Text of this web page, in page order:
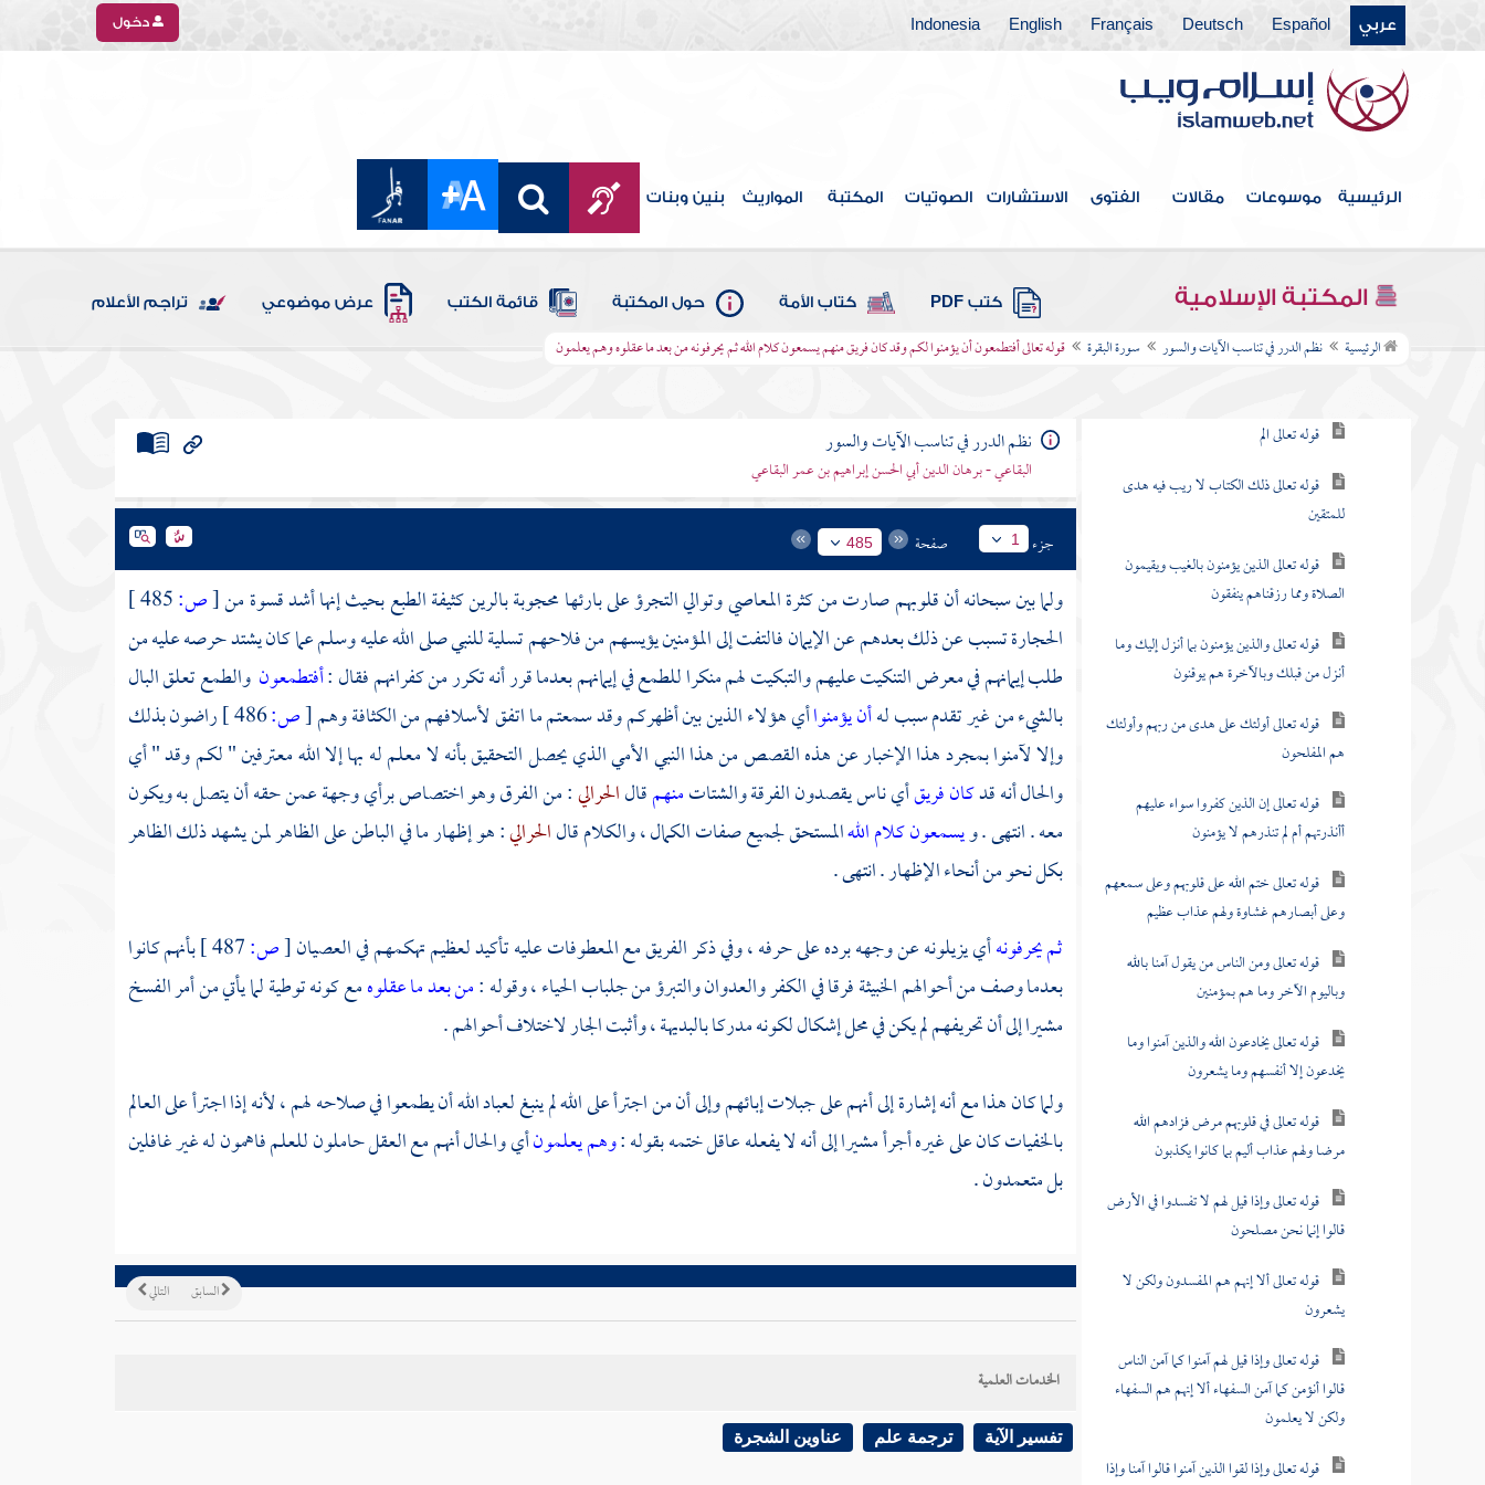
عربي Español
Deutsch
Français
English
Indonesia دخول
الرئيسية موسوعات مقالات الفتوى الاستشارات الصوتيات المكتبة المواريث بنين وبنات
المكتبة الإسلامية كتب PDF كتاب الأمة حول المكتبة قائمة الكتب عرض موضوعي تراجم الأعلام
الرئيسية نظم الدرر في تناسب الآيات والسور سورة البقرة قوله تعالى أفتطمعون أن يؤمنوا لكم وقد كان فريق منهم يسمعون كلام الله ثم يحرفونه من بعد ما عقلوه وهم يعلمون
سورة الفاتحة
سورة البقرة
قوله تعالى الم
قوله تعالى ذلك الكتاب لا ريب فيه هدى
للمتقين
قوله تعالى الذين يؤمنون بالغيب ويقيمون
الصلاة ومما رزقناهم ينفقون
قوله تعالى والذين يؤمنون بما أنزل إليك وما
أنزل من قبلك وبالآخرة هم يوقنون
قوله تعالى أولئك على هدى من ربهم وأولئك
هم المفلحون
قوله تعالى إن الذين كفروا سواء عليهم
أأنذرتهم أم لم تنذرهم لا يؤمنون
قوله تعالى ختم الله على قلوبهم وعلى سمعهم
وعلى أبصارهم غشاوة ولهم عذاب عظيم
قوله تعالى ومن الناس من يقول آمنا بالله
وباليوم الآخر وما هم بمؤمنين
قوله تعالى يخادعون الله والذين آمنوا وما
يخدعون إلا أنفسهم وما يشعرون
قوله تعالى في قلوبهم مرض فزادهم الله
مرضا ولهم عذاب أليم بما كانوا يكذبون
قوله تعالى وإذا قيل لهم لا تفسدوا في الأرض
قالوا إنما نحن مصلحون
قوله تعالى ألا إنهم هم المفسدون ولكن لا
يشعرون
قوله تعالى وإذا قيل لهم آمنوا كما آمن الناس
قالوا أنؤمن كما آمن السفهاء ألا إنهم هم السفهاء
ولكن لا يعلمون
قوله تعالى وإذا لقوا الذين آمنوا قالوا آمنا وإذا
نظم الدرر في تناسب الآيات والسور
البقاعي - برهان الدين أبي الحسن إبراهيم بن عمر البقاعي
جزء 1 صفحة 485
ولما بين سبحانه أن قلوبهم صارت من كثرة المعاصي وتوالي التجرؤ على بارئها محجوبة بالرين كثيفة الطبع بحيث إنها أشد قسوة من[ص:
الحجارة تسبب عن ذلك بعدهم عن الإيمان فالتفت إلى المؤمنين يؤيسهم من فلاحهم تسلية للنبي صلى الله عليه وسلم عما كان يشتد حرصه عليه من
طلب إيمانهم في معرض التنكيت عليهم والتبكيت لهم منكرا للطمع في إيمانهم بعدما قرر أنه تكرر من كفرانهم فقال :أفتطمعون والطمع تعلق البال
بالشيء من غير تقدم سبب لهأن يؤمنواأي هؤلاء الذين بين أظهركم وقد سمعتم ما اتفق لأسلافهم من الكثافة وهم[ص:486 ]
راضون بذلك
وإلا لآمنوا بمجرد هذا الإخبار عن هذه القصص من هذا النبي الأمي الذي يحصل التحقيق بأنه لا معلم له بها إلا الله معترفين " لكم وقد " أي
والحال أنه قدكان فريقأي ناس يقصدون الفرقة والشتاتمنهمقالالحرالي: من الفرق وهو اختصاص برأي وجهة عمن حقه أن يتصل به ويكون
معه . انتهى . ويسمعون كلام اللهالمستحق لجميع صفات الكمال ، والكلام قالالحرالي: هو إظهار ما في الباطن على الظاهر لمن يشهد ذلك الظاهر
بكل نحو من أنحاء الإظهار . انتهى .
ثم يحرفونهأي يزيلونه عن وجهه برده على حرفه ، وفي ذكر الفريق مع المعطوفات عليه تأكيد لعظيم تهكمهم في العصيان[ص:
بأنهم كانوا
بعدما وصف من أحوالهم الخبيثة فرقا في الكفر والعدوان والتبرؤ من جلباب الحياء ، وقوله :من بعد ما عقلوهمع كونه توطية لما يأتي من أمر الفسخ
مشيرا إلى أن تحريفهم لم يكن في محل إشكال لكونه مدركا بالبديهة ، وأثبت الجار لاختلاف أحوالهم .
ولما كان هذا مع أنه إشارة إلى أنهم على جبلات إبائهم وإلى أن من اجترأ على الله لم ينبغ لعباد الله أن يطمعوا في صلاحه لهم ، لأنه إذا اجترأ على العالم
بالخفيات كان على غيره أجرأ مشيرا إلى أنه لا يفعله عاقل ختمه بقوله :وهم يعلمونأي والحال أنهم مع العقل حاملون للعلم فاهمون له غير غافلين
بل متعمدون .
التالي السابق
الخدمات العلمية
تفسير الآية ترجمة علم عناوين الشجرة